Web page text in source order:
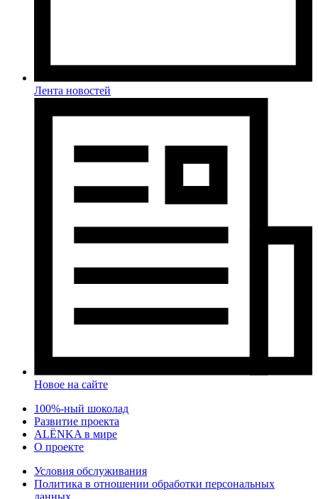
Лента новостей
Новое на сайте
100%-ный шоколад
Развитие проекта
ALЁNKA в мире
О проекте
Условия обслуживания
Политика в отношении обработки персональных
данных